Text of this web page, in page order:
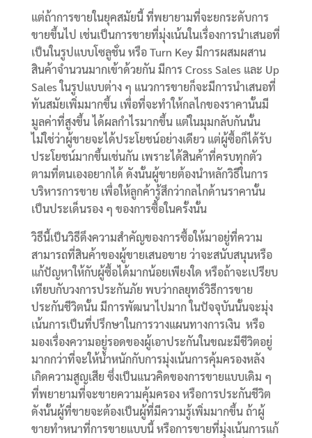
แต่ถ้าการขายในยุคสมัยนี้ ที่พยายามที่จะยกระดับการ
ขายขึ้นไป เช่นเป็นการขายที่มุ่งเน้นในเรื่องการนำเสนอที่
เป็นในรูปแบบโซลูชั่น หรือ Turn Key มีการผสมผสาน
สินค้าจำนวนมากเข้าด้วยกัน มีการ Cross Sales และ Up
Sales ในรูปแบบต่าง ๆ แนวการขายก็จะมีการนำเสนอที่
ทันสมัยเพิ่มมากขึ้น เพื่อที่จะทำให้กลไกของราคานั้นมี
มูลค่าที่สูงขึ้น ได้ผลกำไรมากขึ้น แต่ในมุมกลับกันนั้น
ไม่ใช่ว่าผู้ขายจะได้ประโยชน์อย่างเดียว แต่ผู้ซื้อก็ได้รับ
ประโยชน์มากขึ้นเช่นกัน เพราะได้สินค้าที่ครบทุกตัว
ตามที่ตนเองอยากได้ ดังนั้นผู้ขายต้องนำหลักวิธีในการ
บริหารการขาย เพื่อให้ลูกค้ารู้สึกว่ากลไกด้านราคานั้น
เป็นประเด็นรอง ๆ ของการซื้อในครั้งนั้น
วิธีนี้เป็นวิธีดึงความสำคัญของการซื้อให้มาอยู่ที่ความ
สามารถที่สินค้าของผู้ขายเสนอขาย ว่าจะสนับสนุนหรือ
แก้ปัญหาให้กับผู้ซื้อได้มากน้อยเพียงใด หรือถ้าจะเปรียบ
เทียบกับวงการประกันภัย พบว่ากลยุทธ์วิธีการขาย
ประกันชีวิตนั้น มีการพัฒนาไปมาก ในปัจจุบันนั้นจะมุ่ง
เน้นการเป็นที่ปรึกษาในการวางแผนทางการเงิน หรือ
มองเรื่องความอยู่รอดของผู้เอาประกันในขณะมีชีวิตอยู่
มากกว่าที่จะให้น้ำหนักกับการมุ่งเน้นการคุ้มครองหลัง
เกิดความสูญเสีย ซึ่งเป็นแนวคิดของการขายแบบเดิม ๆ
ที่พยายามที่จะขายความคุ้มครอง หรือการประกันชีวิต
ดังนั้นผู้ที่ขายจะต้องเป็นผู้ที่มีความรู้เพิ่มมากขึ้น ถ้าผู้
ขายทำหนาที่การขายแบบนี้ หรือการขายที่มุ่งเน้นการแก้